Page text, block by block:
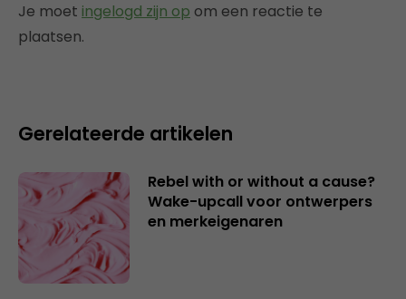
Je moet ingelogd zijn op om een reactie te
plaatsen.
Gerelateerde artikelen
Rebel with or without a cause?
Wake-upcall voor ontwerpers
en merkeigenaren